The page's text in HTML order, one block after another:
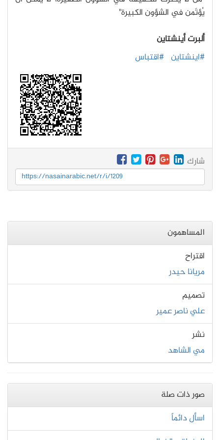
يُؤتَمن في الشؤون الكبيرة"
ألبرت أينشتاين
#اينشتاين #اقتباس
شارك
https://nasainarabic.net/r/i/1209
المساهمون
اقتراح
مريانا حيدر
تصميم
علي ناصر عمير
نشر
مي الشاهد
صور ذات صلة
اسأل دائماً